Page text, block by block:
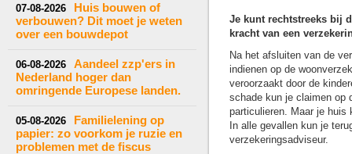
07-08-2026
Huis bouwen of
verbouwen? Dit moet je weten
over een bouwdepot
06-08-2026
Aandeel zzp'ers in
Nederland hoger dan
omringende Europese landen.
05-08-2026
Familielening op
papier: zo voorkom je ruzie en
problemen met de fiscus
Je kunt rechtstreeks bij
kracht van een
Na het afsluiten van de
indienen op de
veroorzaakt door de
schade kun je claimen op
particulieren. Maar je huis
In alle gevallen kun je
verzekeringsadviseur.